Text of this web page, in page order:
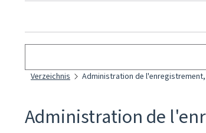
Verzeichnis Administration de l'enregistrement,
Administration de